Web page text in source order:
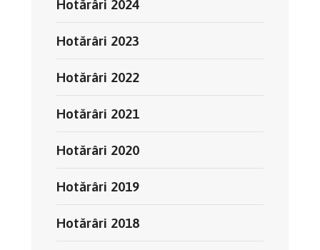
Hotărâri 2024
Hotărâri 2023
Hotărâri 2022
Hotărâri 2021
Hotărâri 2020
Hotărâri 2019
Hotărâri 2018